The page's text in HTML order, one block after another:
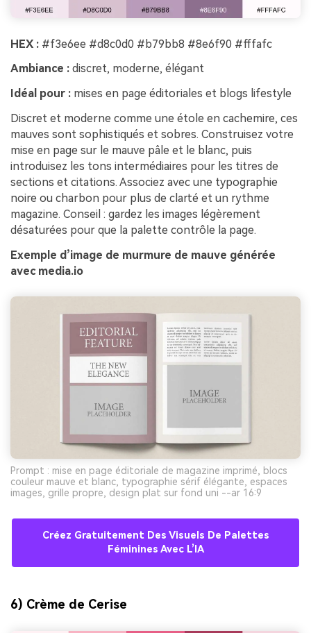
HEX : #f3e6ee #d8c0d0 #b79bb8 #8e6f90 #fffafc
Ambiance : discret, moderne, élégant
Idéal pour : mises en page éditoriales et blogs lifestyle
Discret et moderne comme une étole en cachemire, ces
mauves sont sophistiqués et sobres. Construisez votre
mise en page sur le mauve pâle et le blanc, puis
introduisez les tons intermédiaires pour les titres de
sections et citations. Associez avec une typographie
noire ou charbon pour plus de clarté et un rythme
magazine. Conseil : gardez les images légèrement
désaturées pour que la palette contrôle la page.
Exemple d’image de murmure de mauve générée
avec media.io
Prompt : mise en page éditoriale de magazine imprimé, blocs
couleur mauve et blanc, typographie sérif élégante, espaces
images, grille propre, design plat sur fond uni --ar 16:9
Créez Gratuitement Des Visuels De Palettes
Féminines Avec L’IA
6) Crème de Cerise